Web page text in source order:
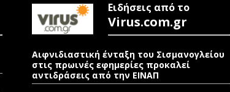
Ειδήσεις από το
Virus.com.gr
Αιφνιδιαστική ένταξη του Σισμανογλείου
στις πρωινές εφημερίες προκαλεί
αντιδράσεις από την ΕΙΝΑΠ